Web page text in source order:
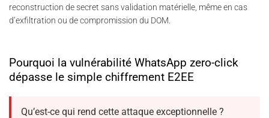
reconstruction de secret sans validation matérielle, même en cas
d’exfiltration ou de compromission du DOM.
Pourquoi la vulnérabilité WhatsApp zero-click
dépasse le simple chiffrement E2EE
Qu’est-ce qui rend cette attaque exceptionnelle ?